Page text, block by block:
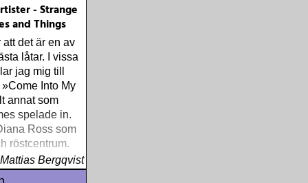
- Strange
and Things
det är en av
låtar. I vissa
jag mig till
Into My
annat som
spelade in.
Ross som
röstcentrum.
inte
Mattias Bergqvist